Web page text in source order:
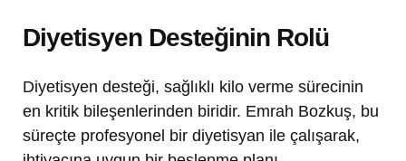
Diyetisyen Desteğinin Rolü
Diyetisyen desteği, sağlıklı kilo verme sürecinin
en kritik bileşenlerinden biridir. Emrah Bozkuş, bu
süreçte profesyonel bir diyetisyan ile çalışarak,